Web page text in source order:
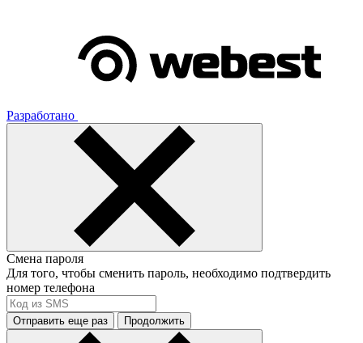
Разработано
Смена пароля
Для того, чтобы сменить пароль, необходимо подтвердить
номер телефона
Отправить еще раз Продолжить